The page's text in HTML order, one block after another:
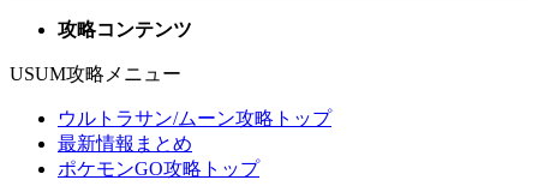
攻略コンテンツ
USUM攻略メニュー
ウルトラサン/ムーン攻略トップ
最新情報まとめ
ポケモンGO攻略トップ